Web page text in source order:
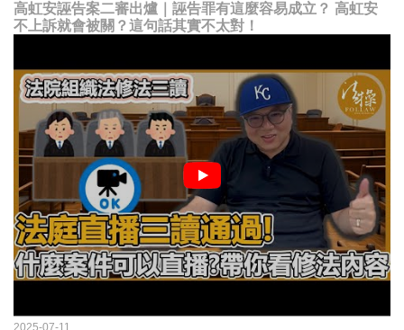
高虹安誣告案二審出爐｜誣告罪有這麼容易成立？ 高虹安
不上訴就會被關？這句話其實不太對！
2025-07-11